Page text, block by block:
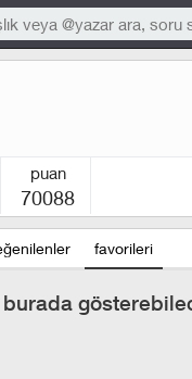
puan
70088
favorileri